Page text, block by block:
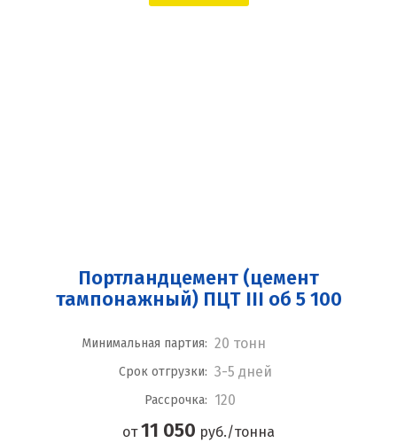
Портландцемент (цемент
тампонажный) ПЦТ III об 5 100
Минимальная партия: 20 тонн
Срок отгрузки: 3-5 дней
Рассрочка: 120
от11 050 руб./тонна